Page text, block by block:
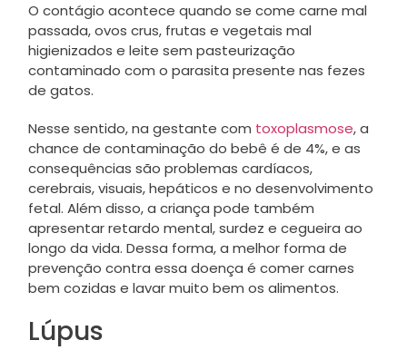
O contágio acontece quando se come carne mal
passada, ovos crus, frutas e vegetais mal
higienizados e leite sem pasteurização
contaminado com o parasita presente nas fezes
de gatos.
Nesse sentido, na gestante com toxoplasmose, a
chance de contaminação do bebê é de 4%, e as
consequências são problemas cardíacos,
cerebrais, visuais, hepáticos e no desenvolvimento
fetal. Além disso, a criança pode também
apresentar retardo mental, surdez e cegueira ao
longo da vida. Dessa forma, a melhor forma de
prevenção contra essa doença é comer carnes
bem cozidas e lavar muito bem os alimentos.
Lúpus